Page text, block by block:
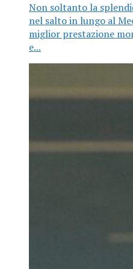
Non soltanto la
nel salto in lungo al
miglior prestazione
e...